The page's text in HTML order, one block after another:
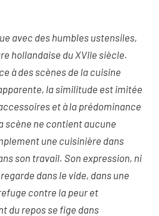
avec des humbles ustensiles,
hollandaise du XVIIe siècle.
à des scènes de la cuisine
la similitude est imitée
et à la prédominance
scène ne contient aucune
une cuisinière dans
son travail. Son expression, ni
dans le vide, dans une
contre la peur et
du repos se fige dans